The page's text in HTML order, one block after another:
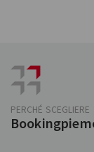
PERCHÉ SCEGLIERE